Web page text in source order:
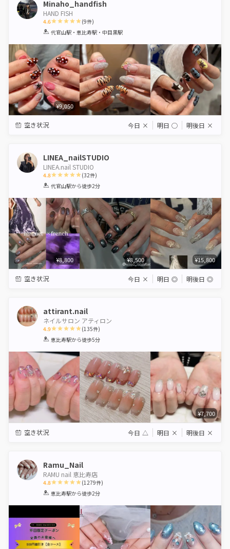
Minaho_handfish
HAND FISH
4.6
1 2 3 4
5
(9件)
代官山駅・恵比寿駅・中目黒駅
¥9,050
空き状況 今日 × 明日 ◯ 明後日 ×
LINEA_nailSTUDIO
LINEA.nail STUDIO
4.8
1 2 3 4 5
(32件)
代官山駅から徒歩2分
¥8,800 ¥8,500 ¥15,800
空き状況 今日 × 明日 ◎ 明後日 ◎
attirant.nail
ネイルサロン アティロン
4.9
1 2 3 4 5
(135件)
恵比寿駅から徒歩5分
¥7,700
空き状況 今日 △ 明日 × 明後日 ×
Ramu_Nail
RAMU nail 恵比寿店
4.8
1 2 3 4 5
(1279件)
恵比寿駅から徒歩2分